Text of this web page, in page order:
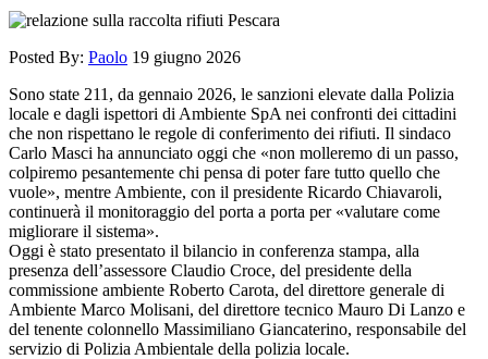
Posted By: Paolo 19 giugno 2026
Sono state 211, da gennaio 2026, le sanzioni elevate dalla Polizia
locale e dagli ispettori di Ambiente SpA nei confronti dei cittadini
che non rispettano le regole di conferimento dei rifiuti. Il sindaco
Carlo Masci ha annunciato oggi che «non molleremo di un passo,
colpiremo pesantemente chi pensa di poter fare tutto quello che
vuole», mentre Ambiente, con il presidente Ricardo Chiavaroli,
continuerà il monitoraggio del porta a porta per «valutare come
migliorare il sistema».
Oggi è stato presentato il bilancio in conferenza stampa, alla
presenza dell’assessore Claudio Croce, del presidente della
commissione ambiente Roberto Carota, del direttore generale di
Ambiente Marco Molisani, del direttore tecnico Mauro Di Lanzo e
del tenente colonnello Massimiliano Giancaterino, responsabile del
servizio di Polizia Ambientale della polizia locale.